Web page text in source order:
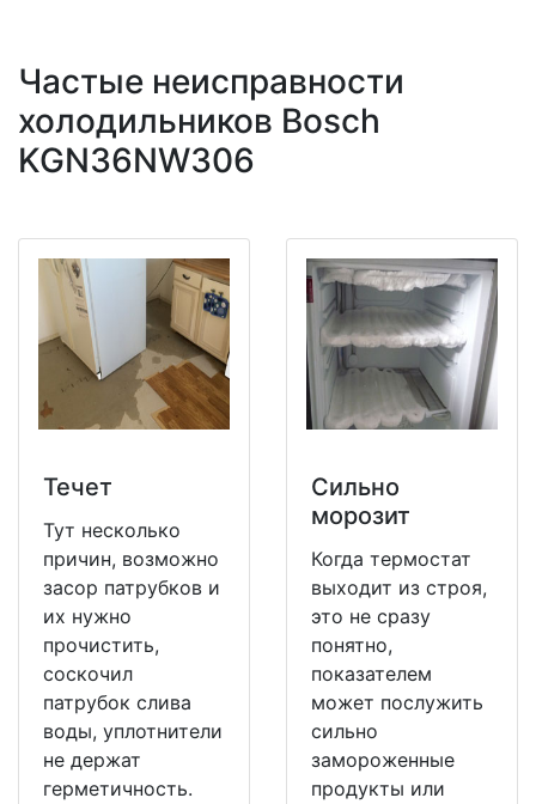
Частые неисправности
холодильников Bosch
KGN36NW306
Течет
Тут несколько
причин, возможно
засор патрубков и
их нужно
прочистить,
соскочил
патрубок слива
воды, уплотнители
не держат
герметичность.
Сильно
морозит
Когда термостат
выходит из строя,
это не сразу
понятно,
показателем
может послужить
сильно
замороженные
продукты или